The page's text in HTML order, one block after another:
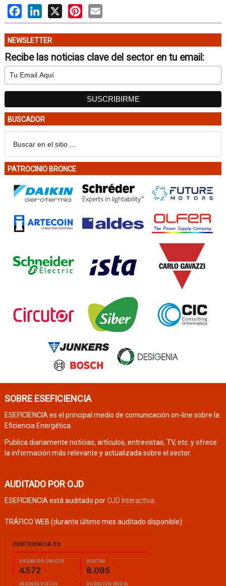
FacebookLinkedIn
X PinterestEmail
NEWSLETTER
Recibe las noticias clave del sector en tu email:
BUSCADOR
PATROCINIO BRONCE
SOBRE ESEFICIENCIA
ESEFICIENCIA es el principal medio de comunicación on-line sobre la
Eficiencia Energética.
Publica diariamente noticias, artículos, entrevistas, TV, etc. y ofrece
la información más relevante y actualizada sobre el sector.
AUDITADO POR OJD
ESEFICIENCIA está auditado por OJD Interactiva
TRÁFICO WEB (durante último mes auditado disponible):